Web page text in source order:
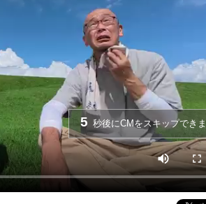
5 秒後にCMをスキップできま